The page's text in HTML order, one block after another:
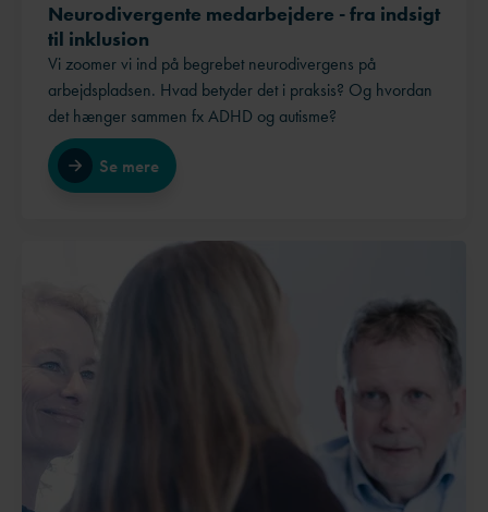
Neurodivergente medarbejdere - fra indsigt
til inklusion
Vi zoomer vi ind på begrebet neurodivergens på
arbejdspladsen. Hvad betyder det i praksis? Og hvordan
det hænger sammen fx ADHD og autisme?
Se mere